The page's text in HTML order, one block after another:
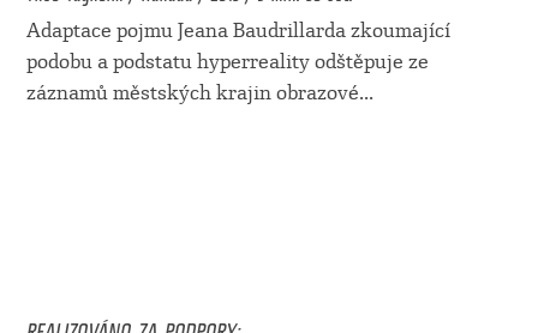
Adaptace pojmu Jeana Baudrillarda zkoumající
podobu a podstatu hyperreality odštěpuje ze
záznamů městských krajin obrazové...